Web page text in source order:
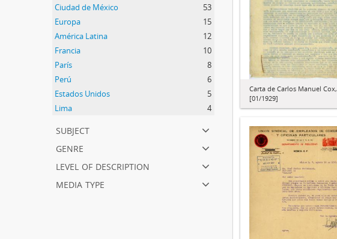
Ciudad de México
53
Europa
15
América Latina
12
Francia
10
París
8
Perú
6
Estados Unidos
5
Lima
4
subject
genre
level of description
media type
Carta de Carlos Manuel Cox,
[01/1929]